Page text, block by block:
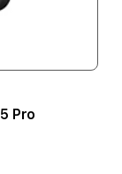
Pro